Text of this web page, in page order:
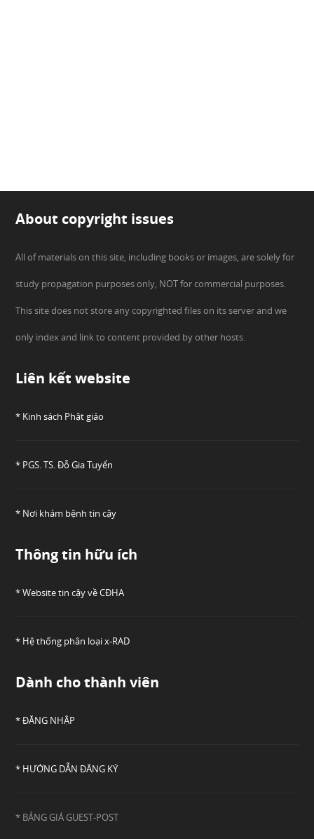
About copyright issues
All of materials on this site, including books or images, are solely for
study propagation purposes only, NOT for commercial purposes.
This site does not store any copyrighted files on its server and we
only index and link to content provided by other hosts.
Liên kết website
* Kinh sách Phật giáo
* PGS. TS. Đỗ Gia Tuyển
* Nơi khám bệnh tin cậy
Thông tin hữu ích
* Website tin cậy về CĐHA
* Hệ thống phân loại x-RAD
Dành cho thành viên
* ĐĂNG NHẬP
* HƯỚNG DẪN ĐĂNG KÝ
* BẢNG GIÁ GUEST-POST